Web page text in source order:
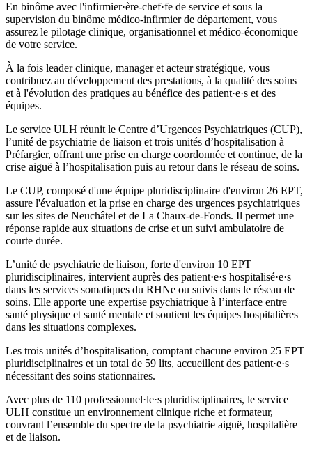
En binôme avec l'infirmier·ère-chef·fe de service et sous la
supervision du binôme médico-infirmier de département, vous
assurez le pilotage clinique, organisationnel et médico-économique
de votre service.
À la fois leader clinique, manager et acteur stratégique, vous
contribuez au développement des prestations, à la qualité des soins
et à l'évolution des pratiques au bénéfice des patient·e·s et des
équipes.
Le service ULH réunit le Centre d’Urgences Psychiatriques (CUP),
l’unité de psychiatrie de liaison et trois unités d’hospitalisation à
Préfargier, offrant une prise en charge coordonnée et continue, de la
crise aiguë à l’hospitalisation puis au retour dans le réseau de soins.
Le CUP, composé d'une équipe pluridisciplinaire d'environ 26 EPT,
assure l'évaluation et la prise en charge des urgences psychiatriques
sur les sites de Neuchâtel et de La Chaux-de-Fonds. Il permet une
réponse rapide aux situations de crise et un suivi ambulatoire de
courte durée.
L’unité de psychiatrie de liaison, forte d'environ 10 EPT
pluridisciplinaires, intervient auprès des patient·e·s hospitalisé·e·s
dans les services somatiques du RHNe ou suivis dans le réseau de
soins. Elle apporte une expertise psychiatrique à l’interface entre
santé physique et santé mentale et soutient les équipes hospitalières
dans les situations complexes.
Les trois unités d’hospitalisation, comptant chacune environ 25 EPT
pluridisciplinaires et un total de 59 lits, accueillent des patient·e·s
nécessitant des soins stationnaires.
Avec plus de 110 professionnel·le·s pluridisciplinaires, le service
ULH constitue un environnement clinique riche et formateur,
couvrant l’ensemble du spectre de la psychiatrie aiguë, hospitalière
et de liaison.